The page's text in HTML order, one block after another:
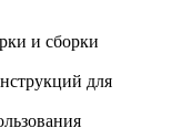
и сборки
для